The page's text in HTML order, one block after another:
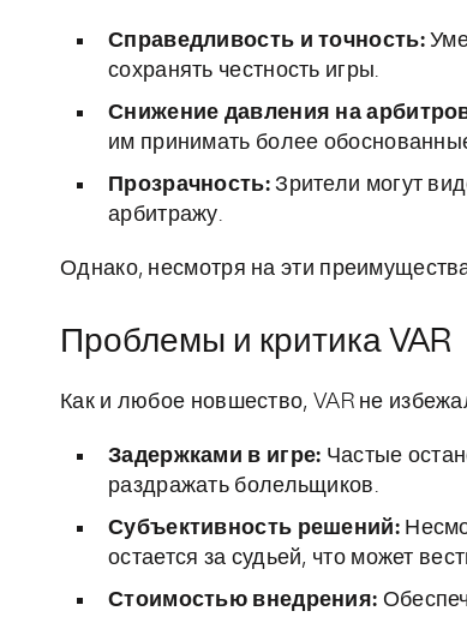
Справедливость и точность:
сохранять честность игры.
Снижение давления на
им принимать более
Прозрачность:Зрители могут
арбитражу.
Однако, несмотря на эти
Проблемы и критика VAR
Как и любое новшество, VAR не
Задержками в игре: Частые
раздражать болельщиков.
Субъективность решений:
остается за судьей, что может
Стоимостью внедрения: